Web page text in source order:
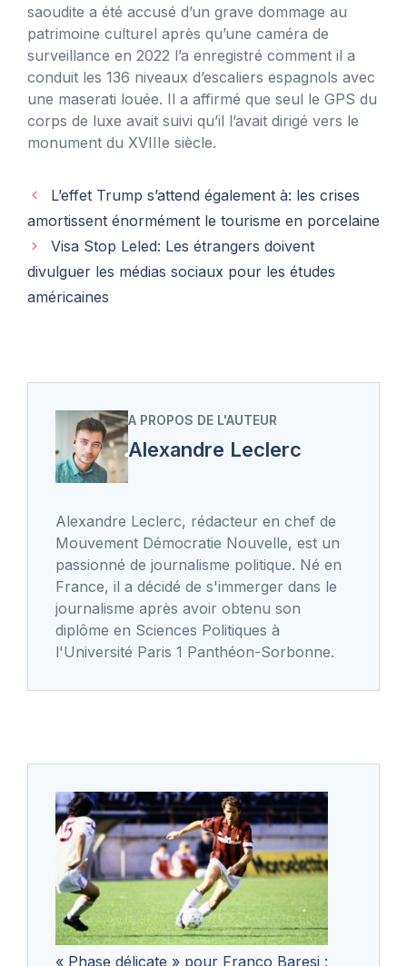
saoudite a été accusé d’un grave dommage au
patrimoine culturel après qu’une caméra de
surveillance en 2022 l’a enregistré comment il a
conduit les 136 niveaux d’escaliers espagnols avec
une maserati louée. Il a affirmé que seul le GPS du
corps de luxe avait suivi qu’il l’avait dirigé vers le
monument du XVIIIe siècle.
L’effet Trump s’attend également à: les crises
amortissent énormément le tourisme en porcelaine
Visa Stop Leled: Les étrangers doivent
divulguer les médias sociaux pour les études
américaines
A PROPOS DE L'AUTEUR
Alexandre Leclerc
Alexandre Leclerc, rédacteur en chef de
Mouvement Démocratie Nouvelle, est un
passionné de journalisme politique. Né en
France, il a décidé de s'immerger dans le
journalisme après avoir obtenu son
diplôme en Sciences Politiques à
l'Université Paris 1 Panthéon-Sorbonne.
« Phase délicate » pour Franco Baresi :